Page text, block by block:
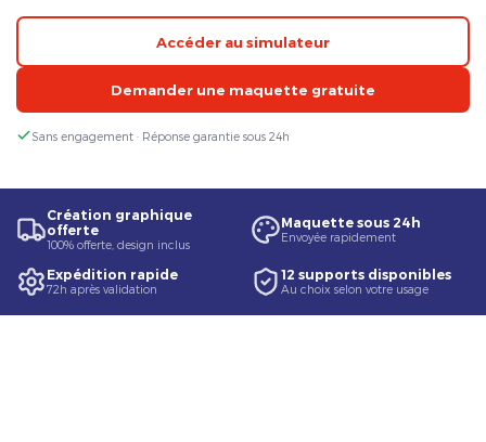
Accéder au simulateur
Demander une maquette gratuite
Sans engagement · Réponse garantie sous 24h
Création graphique
offerte
100% offerte, design inclus
Maquette sous 24h
Envoyée rapidement
Expédition rapide
72h après validation
12 supports disponibles
Au choix selon votre usage